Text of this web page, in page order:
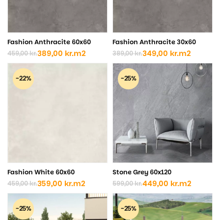
Fashion Anthracite 60x60
459,00kr.
Den
oprindelige
pris
var:
459,00 kr..
389,00 kr.
Den
aktuelle
pris
er:
389,00 kr..
m2
Fashion Anthracite 30x60
389,00kr.
Den
oprindelige
pris
var:
389,00 kr..
349,00 kr.
Den
aktuelle
pris
er:
349,00 kr..
m2
-22%
Fashion White 60x60
459,00kr.
Den
oprindelige
pris
var:
359,00 kr.
Den
aktuelle
pris
er:
m2
-25%
Stone Grey 60x120
599,00kr.
Den
oprindelige
pris
var:
449,00 kr.
Den
aktuelle
pris
er:
m2
-25% -25%